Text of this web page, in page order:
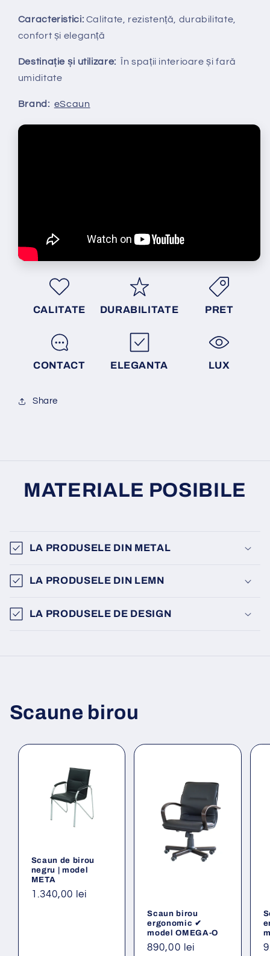
Caracteristici: Calitate, rezistență, durabilitate,
confort și eleganță
Destinație și utilizare: În spații interioare și fară
umiditate
Brand: eScaun
CALITATE DURABILITATE PRET
CONTACT ELEGANTA LUX
Share
MATERIALE POSIBILE
LA PRODUSELE DIN METAL
LA PRODUSELE DIN LEMN
LA PRODUSELE DE DESIGN
Scaune birou
Scaun de birou
negru | model
META
Preț
1.340,00 lei
Scaun birou
ergonomic ✔
model OMEGA-O
Preț
890,00 lei